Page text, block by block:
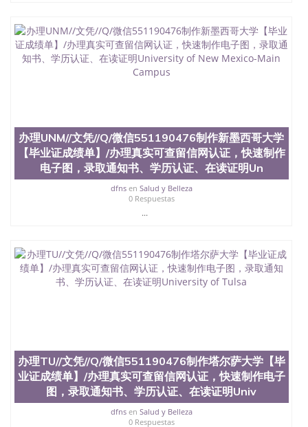
办理UNM//文凭//Q/微信551190476制作新墨西哥大学
【毕业证成绩单】/办理真实可查留信网认证，快速制作
电子图，录取通知书、学历认证、在读证明Un
dfnsen Salud y Belleza
0 Respuestas
...
办理TU//文凭//Q/微信551190476制作塔尔萨大学【毕
业证成绩单】/办理真实可查留信网认证，快速制作电子
图，录取通知书、学历认证、在读证明Univ
dfnsen Salud y Belleza
0 Respuestas